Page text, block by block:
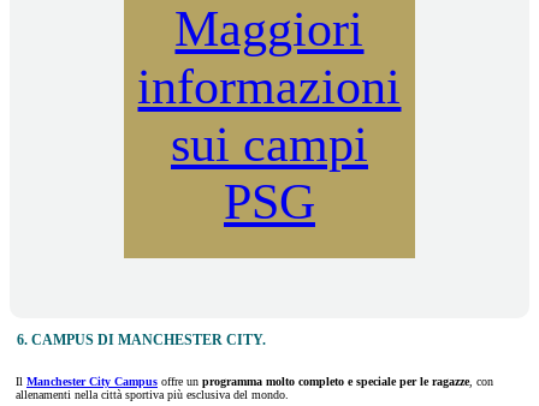
Maggiori
informazioni
sui campi
PSG
6. CAMPUS DI MANCHESTER CITY.
Il Manchester City Campus offre un programma molto completo e speciale per le ragazze, con
allenamenti nella città sportiva più esclusiva del mondo.